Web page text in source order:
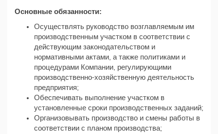
Основные обязанности:
Осуществлять руководство возглавляемым им
производственным участком в соответствии с
действующим законодательством и
нормативными актами, а также политиками и
процедурами Компании, регулирующими
производственно-хозяйственную деятельность
предприятия;
Обеспечивать выполнение участком в
установленные сроки производственных заданий;
Организовывать производство и смены работы в
соответствии с планом производства;